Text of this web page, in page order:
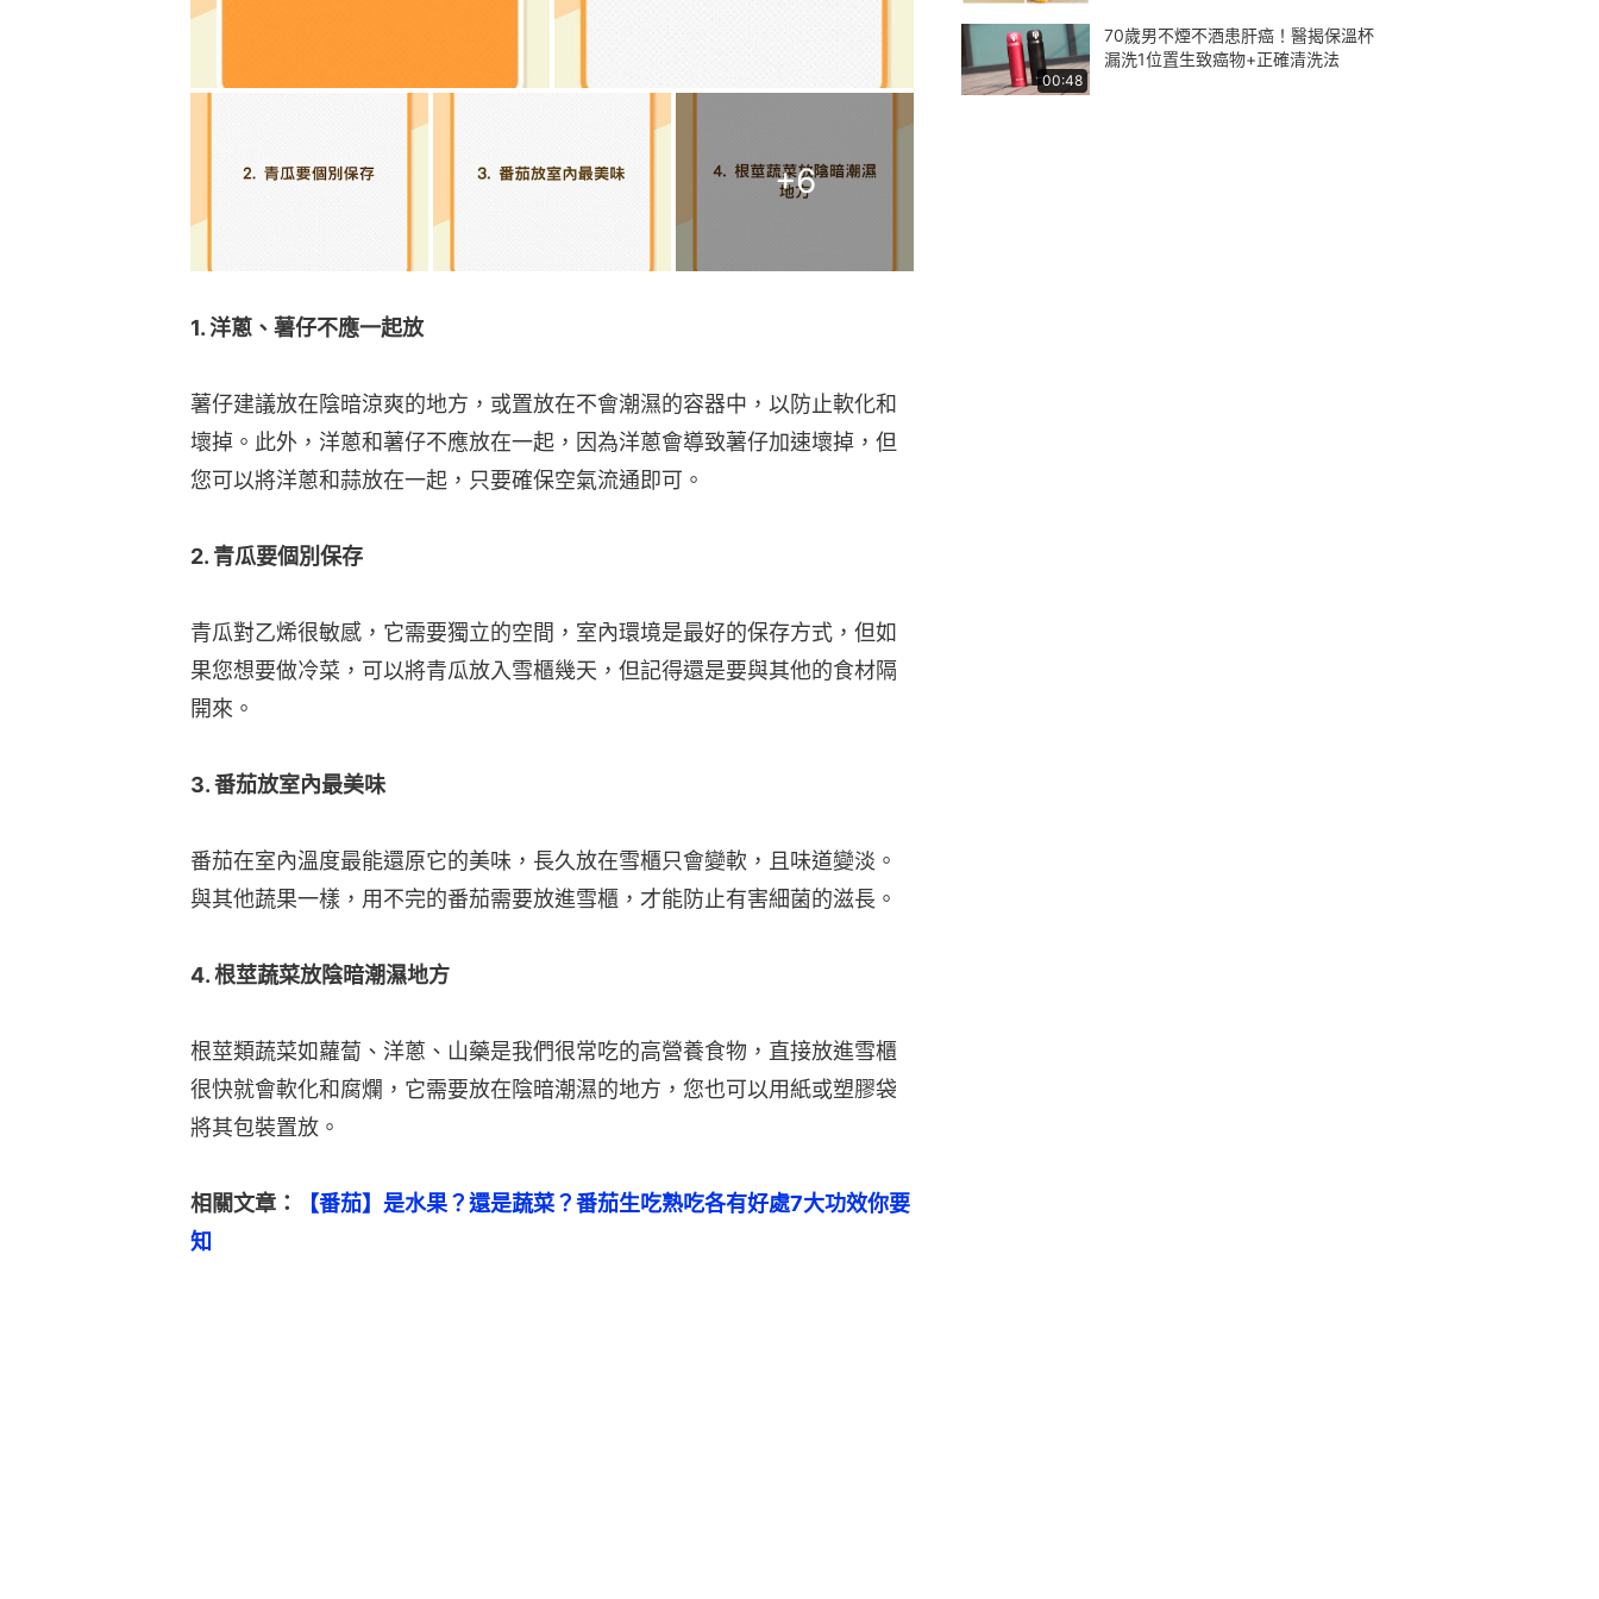
+6
1. 洋蔥、薯仔不應一起放
薯仔建議放在陰暗涼爽的地方，或置放在不會潮濕的容器中，以防止軟化和
壞掉。此外，洋蔥和薯仔不應放在一起，因為洋蔥會導致薯仔加速壞掉，但
您可以將洋蔥和蒜放在一起，只要確保空氣流通即可。
2. 青瓜要個別保存
青瓜對乙烯很敏感，它需要獨立的空間，室內環境是最好的保存方式，但如
果您想要做冷菜，可以將青瓜放入雪櫃幾天，但記得還是要與其他的食材隔
開來。
3. 番茄放室內最美味
番茄在室內溫度最能還原它的美味，長久放在雪櫃只會變軟，且味道變淡。
與其他蔬果一樣，用不完的番茄需要放進雪櫃，才能防止有害細菌的滋長。
4. 根莖蔬菜放陰暗潮濕地方
根莖類蔬菜如蘿蔔、洋蔥、山藥是我們很常吃的高營養食物，直接放進雪櫃
很快就會軟化和腐爛，它需要放在陰暗潮濕的地方，您也可以用紙或塑膠袋
將其包裝置放。
相關文章：
【番茄】是水果？還是蔬菜？番茄生吃熟吃各有好處7大功效你要
知
00:48
70歲男不煙不酒患肝癌！醫揭保溫杯
漏洗1位置生致癌物+正確清洗法